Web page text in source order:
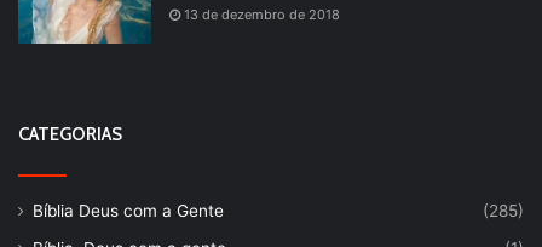
13 de dezembro de 2018
CATEGORIAS
Bíblia Deus com a Gente
(285)